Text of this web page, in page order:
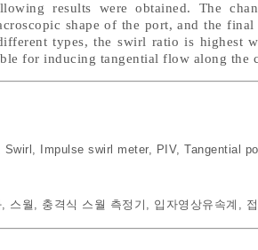
results were obtained. The
shape of the port, and the
types, the swirl ratio is highest
for inducing tangential flow along the
Swirl , Impulse swirl meter, PIV, Tangential
, 스월 , 충격식 스월 측정기 , 입자영상유속계 ,